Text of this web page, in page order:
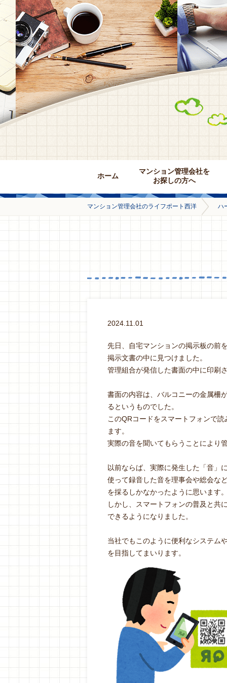
ホーム
マンション管理会社を
お探しの方へ
マンション管理会社のライフポート西洋 ハ
2024.11.01
先日、自宅マンションの掲示板の前
掲示文書の中に見つけました。
管理組合が発信した書面の中に印刷
書面の内容は、バルコニーの金属柵
るというものでした。
このQRコードをスマートフォンで
ます。
実際の音を聞いてもらうことにより
以前ならば、実際に発生した「音」
使って録音した音を理事会や総会な
を採るしかなかったように思います
しかし、スマートフォンの普及と共
できるようになりました。
当社でもこのように便利なシステム
を目指してまいります。